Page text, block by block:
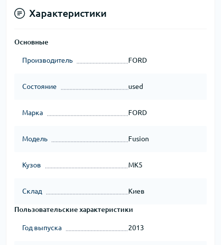
Характеристики
Основные
Производитель FORD
Состояние used
Марка FORD
Модель Fusion
Кузов MK5
Склад Киев
Пользовательские характеристики
Год выпуска 2013